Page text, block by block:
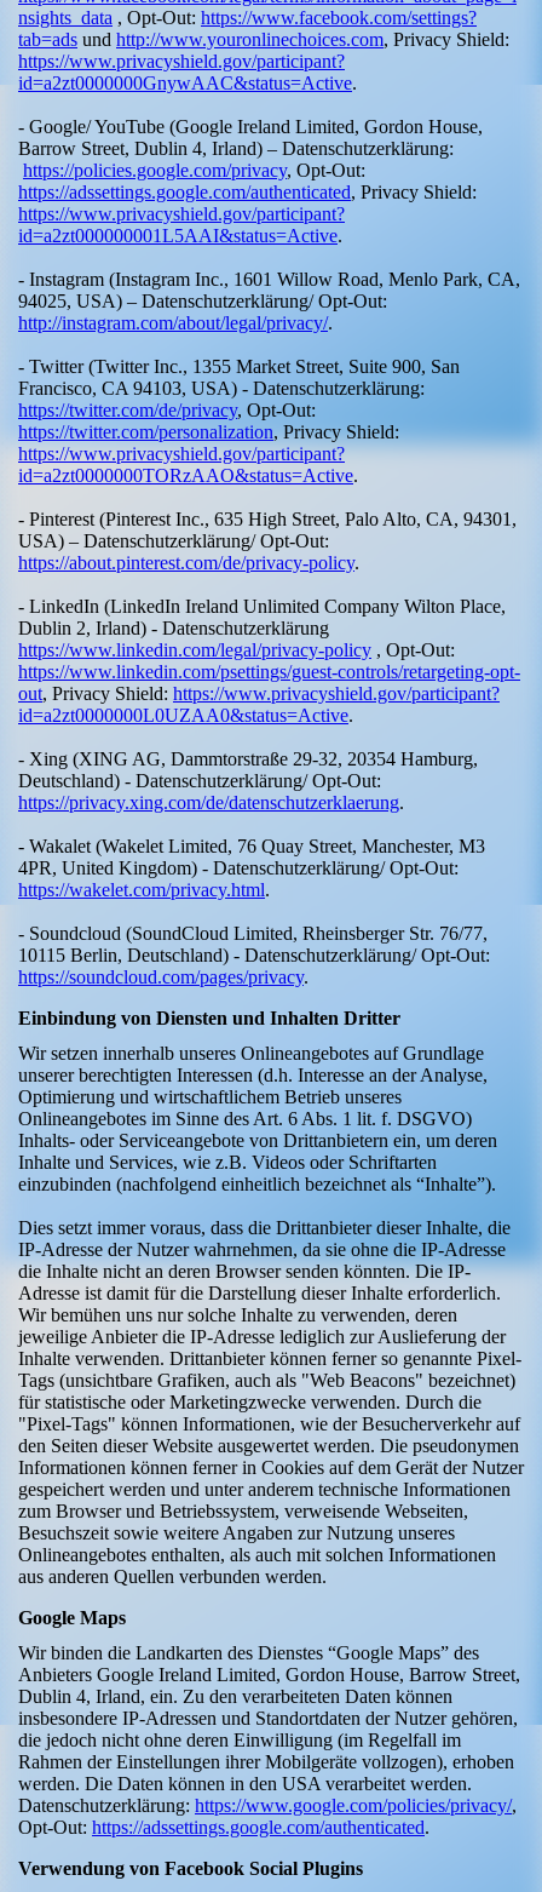
nsights_data , Opt-Out: https://www.facebook.com/settings?
tab=ads und http://www.youronlinechoices.com, Privacy Shield:
https://www.privacyshield.gov/participant?
id=a2zt0000000GnywAAC&status=Active.
- Google/ YouTube (Google Ireland Limited, Gordon House,
Barrow Street, Dublin 4, Irland) – Datenschutzerklärung:
https://policies.google.com/privacy, Opt-Out:
https://adssettings.google.com/authenticated, Privacy Shield:
https://www.privacyshield.gov/participant?
id=a2zt000000001L5AAI&status=Active.
- Instagram (Instagram Inc., 1601 Willow Road, Menlo Park, CA,
94025, USA) – Datenschutzerklärung/ Opt-Out:
http://instagram.com/about/legal/privacy/.
- Twitter (Twitter Inc., 1355 Market Street, Suite 900, San
Francisco, CA 94103, USA) - Datenschutzerklärung:
https://twitter.com/de/privacy, Opt-Out:
https://twitter.com/personalization, Privacy Shield:
https://www.privacyshield.gov/participant?
id=a2zt0000000TORzAAO&status=Active.
- Pinterest (Pinterest Inc., 635 High Street, Palo Alto, CA, 94301,
USA) – Datenschutzerklärung/ Opt-Out:
https://about.pinterest.com/de/privacy-policy.
- LinkedIn (LinkedIn Ireland Unlimited Company Wilton Place,
Dublin 2, Irland) - Datenschutzerklärung
https://www.linkedin.com/legal/privacy-policy , Opt-Out:
https://www.linkedin.com/psettings/guest-controls/retargeting-opt-
out, Privacy Shield: https://www.privacyshield.gov/participant?
id=a2zt0000000L0UZAA0&status=Active.
- Xing (XING AG, Dammtorstraße 29-32, 20354 Hamburg,
Deutschland) - Datenschutzerklärung/ Opt-Out:
https://privacy.xing.com/de/datenschutzerklaerung.
- Wakalet (Wakelet Limited, 76 Quay Street, Manchester, M3
4PR, United Kingdom) - Datenschutzerklärung/ Opt-Out:
https://wakelet.com/privacy.html.
- Soundcloud (SoundCloud Limited, Rheinsberger Str. 76/77,
10115 Berlin, Deutschland) - Datenschutzerklärung/ Opt-Out:
https://soundcloud.com/pages/privacy.
Einbindung von Diensten und Inhalten Dritter
Wir setzen innerhalb unseres Onlineangebotes auf Grundlage
unserer berechtigten Interessen (d.h. Interesse an der Analyse,
Optimierung und wirtschaftlichem Betrieb unseres
Onlineangebotes im Sinne des Art. 6 Abs. 1 lit. f. DSGVO)
Inhalts- oder Serviceangebote von Drittanbietern ein, um deren
Inhalte und Services, wie z.B. Videos oder Schriftarten
einzubinden (nachfolgend einheitlich bezeichnet als “Inhalte”).
Dies setzt immer voraus, dass die Drittanbieter dieser Inhalte, die
IP-Adresse der Nutzer wahrnehmen, da sie ohne die IP-Adresse
die Inhalte nicht an deren Browser senden könnten. Die IP-
Adresse ist damit für die Darstellung dieser Inhalte erforderlich.
Wir bemühen uns nur solche Inhalte zu verwenden, deren
jeweilige Anbieter die IP-Adresse lediglich zur Auslieferung der
Inhalte verwenden. Drittanbieter können ferner so genannte Pixel-
Tags (unsichtbare Grafiken, auch als "Web Beacons" bezeichnet)
für statistische oder Marketingzwecke verwenden. Durch die
"Pixel-Tags" können Informationen, wie der Besucherverkehr auf
den Seiten dieser Website ausgewertet werden. Die pseudonymen
Informationen können ferner in Cookies auf dem Gerät der Nutzer
gespeichert werden und unter anderem technische Informationen
zum Browser und Betriebssystem, verweisende Webseiten,
Besuchszeit sowie weitere Angaben zur Nutzung unseres
Onlineangebotes enthalten, als auch mit solchen Informationen
aus anderen Quellen verbunden werden.
Google Maps
Wir binden die Landkarten des Dienstes “Google Maps” des
Anbieters Google Ireland Limited, Gordon House, Barrow Street,
Dublin 4, Irland, ein. Zu den verarbeiteten Daten können
insbesondere IP-Adressen und Standortdaten der Nutzer gehören,
die jedoch nicht ohne deren Einwilligung (im Regelfall im
Rahmen der Einstellungen ihrer Mobilgeräte vollzogen), erhoben
werden. Die Daten können in den USA verarbeitet werden.
Datenschutzerklärung: https://www.google.com/policies/privacy/,
Opt-Out: https://adssettings.google.com/authenticated.
Verwendung von Facebook Social Plugins